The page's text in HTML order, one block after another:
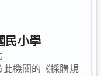
民小學
機關的《採購規